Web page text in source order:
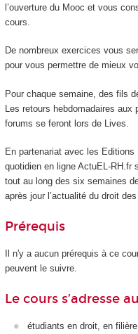
l’ouverture du Mooc et vous
cours.
De nombreux exercices vous
pour vous permettre de mieux
Pour chaque semaine, des fils
Les retours hebdomadaires
forums se feront lors de Lives.
En partenariat avec les
quotidien en ligne ActuEL-RH.fr
tout au long des six semaines
après jour l’actualité du droit
Prérequis
Il n'y a aucun prérequis à ce
peuvent le suivre.
Le cours s’adresse
étudiants en droit, en